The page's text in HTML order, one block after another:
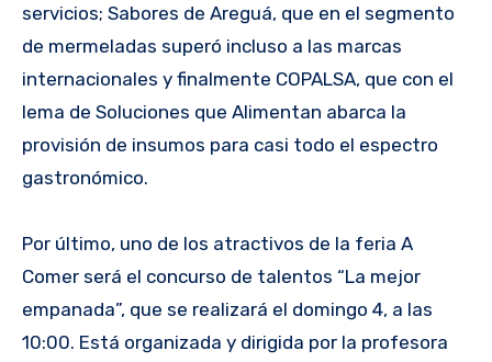
servicios; Sabores de Areguá, que en el segmento
de mermeladas superó incluso a las marcas
internacionales y finalmente COPALSA, que con el
lema de Soluciones que Alimentan abarca la
provisión de insumos para casi todo el espectro
gastronómico.
Por último, uno de los atractivos de la feria A
Comer será el concurso de talentos “La mejor
empanada”, que se realizará el domingo 4, a las
10:00. Está organizada y dirigida por la profesora